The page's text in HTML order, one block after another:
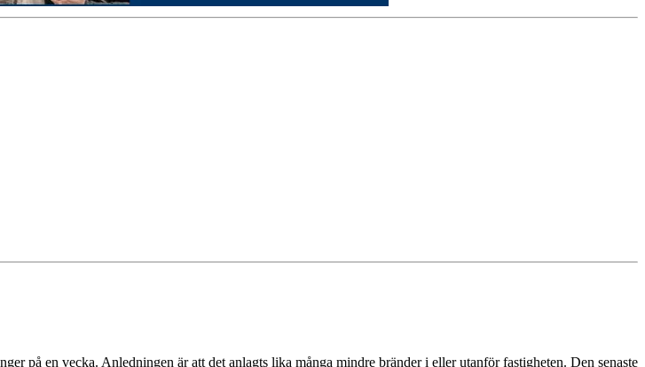
på en vecka. Anledningen är att det anlagts lika många mindre bränder i eller utanför fastigheten. Den senaste